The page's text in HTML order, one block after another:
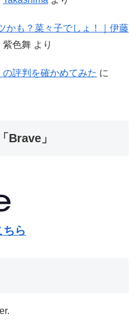
かも？菜々子でしょ！｜伊藤
紫色舞 より
評判を確かめてみた に
Brave」
ら